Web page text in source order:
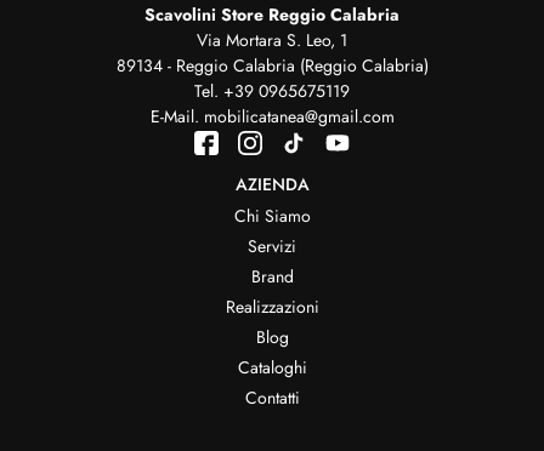
Scavolini Store Reggio Calabria
Via Mortara S. Leo, 1
89134 - Reggio Calabria (Reggio Calabria)
Tel. +39 0965675119
E-Mail. mobilicatanea@gmail.com
AZIENDA
Chi Siamo
Servizi
Brand
Realizzazioni
Blog
Cataloghi
Contatti